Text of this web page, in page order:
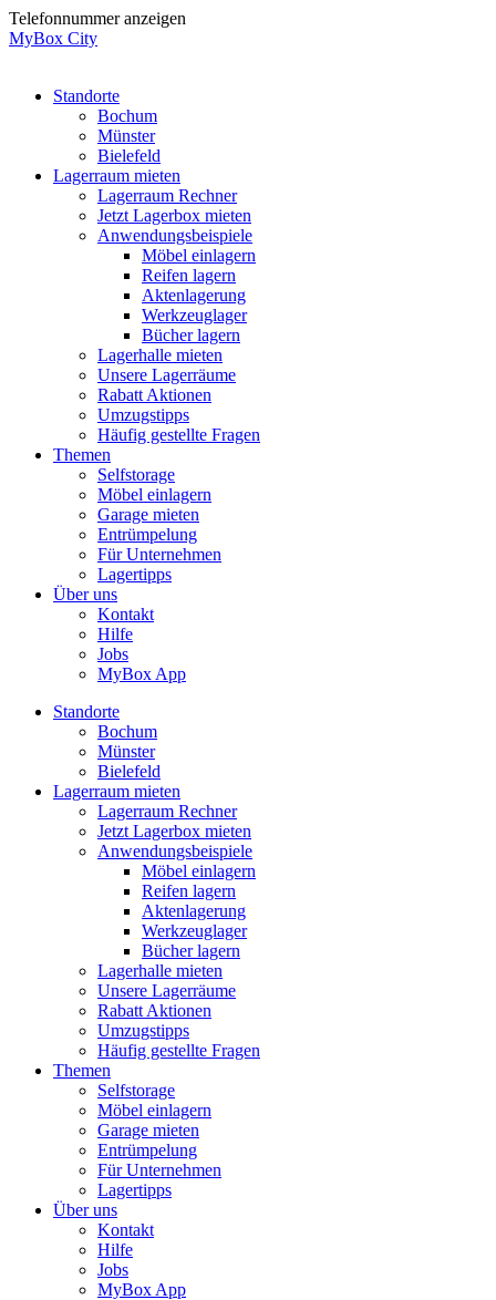
Zum
Inhalt
Telefonnummer anzeigen
MyBox City
Standorte
Bochum
Münster
Bielefeld
Lagerraum mieten
Lagerraum Rechner
Jetzt Lagerbox mieten
Anwendungsbeispiele
Möbel einlagern
Reifen lagern
Aktenlagerung
Werkzeuglager
Bücher lagern
Lagerhalle mieten
Unsere Lagerräume
Rabatt Aktionen
Umzugstipps
Häufig gestellte Fragen
Themen
Selfstorage
Möbel einlagern
Garage mieten
Entrümpelung
Für Unternehmen
Lagertipps
Über uns
Kontakt
Hilfe
Jobs
MyBox App
Standorte
Bochum
Münster
Bielefeld
Lagerraum mieten
Lagerraum Rechner
Jetzt Lagerbox mieten
Anwendungsbeispiele
Möbel einlagern
Reifen lagern
Aktenlagerung
Werkzeuglager
Bücher lagern
Lagerhalle mieten
Unsere Lagerräume
Rabatt Aktionen
Umzugstipps
Häufig gestellte Fragen
Themen
Selfstorage
Möbel einlagern
Garage mieten
Entrümpelung
Für Unternehmen
Lagertipps
Über uns
Kontakt
Hilfe
Jobs
MyBox App